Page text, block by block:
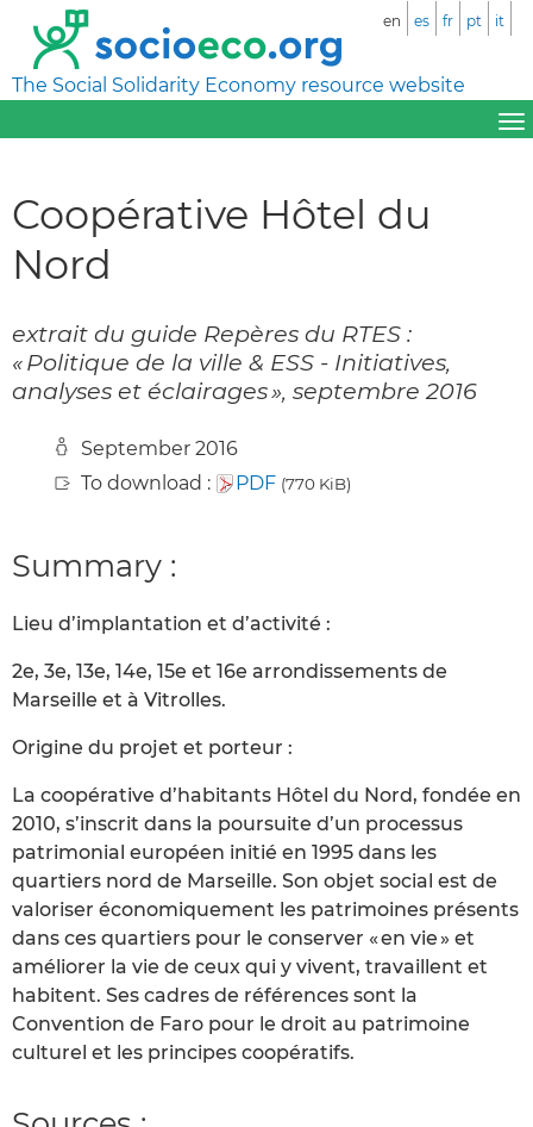
The Social Solidarity Economy resource website
en es fr pt it
Coopérative Hôtel du
Nord
extrait du guide Repères du RTES :
« Politique de la ville & ESS - Initiatives,
analyses et éclairages », septembre 2016
September 2016
To download :
PDF (770 KiB)
Summary :
Lieu d’implantation et d’activité :
2e, 3e, 13e, 14e, 15e et 16e arrondissements de
Marseille et à Vitrolles.
Origine du projet et porteur :
La coopérative d’habitants Hôtel du Nord, fondée en
2010, s’inscrit dans la poursuite d’un processus
patrimonial européen initié en 1995 dans les
quartiers nord de Marseille. Son objet social est de
valoriser économiquement les patrimoines présents
dans ces quartiers pour le conserver « en vie » et
améliorer la vie de ceux qui y vivent, travaillent et
habitent. Ses cadres de références sont la
Convention de Faro pour le droit au patrimoine
culturel et les principes coopératifs.